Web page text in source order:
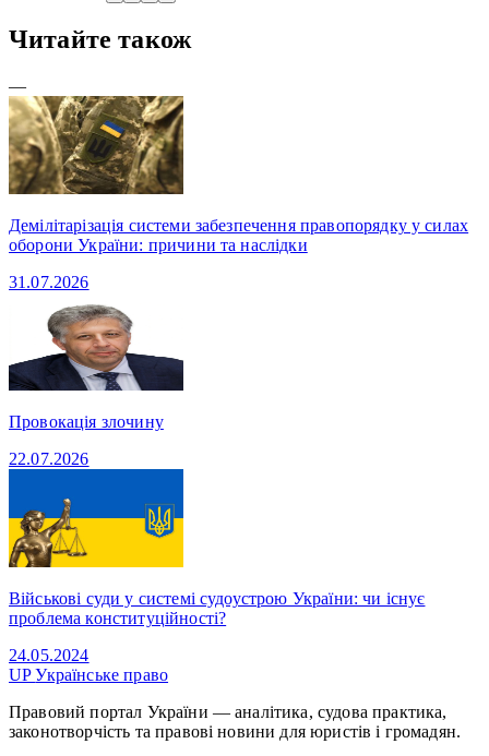
Читайте також
—
Демілітарізація системи забезпечення правопорядку у силах
оборони України: причини та наслідки
31.07.2026
Провокація злочину
22.07.2026
Військові суди у системі судоустрою України: чи існує
проблема конституційності?
24.05.2024
UPУкраїнське право
Правовий портал України — аналітика, судова практика,
законотворчість та правові новини для юристів і громадян.